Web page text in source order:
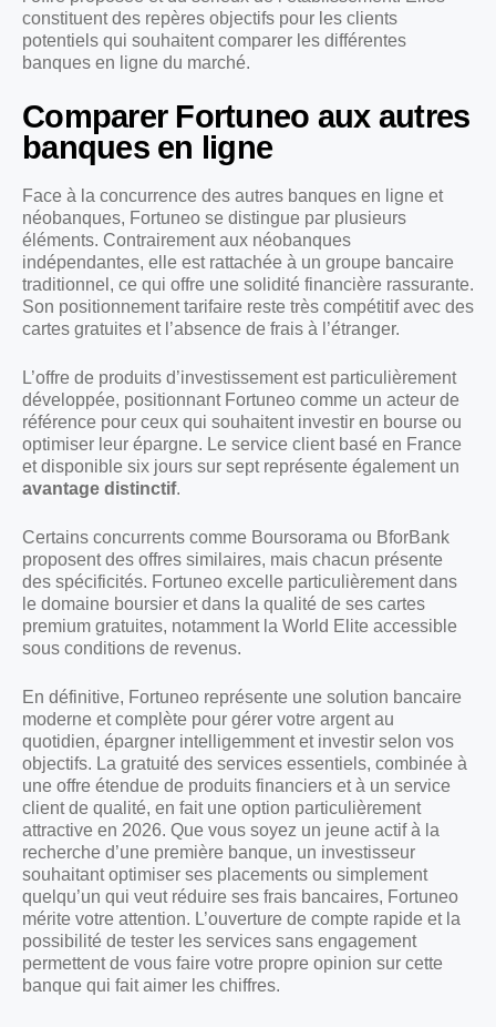
constituent des repères objectifs pour les clients
potentiels qui souhaitent comparer les différentes
banques en ligne du marché.
Comparer Fortuneo aux autres
banques en ligne
Face à la concurrence des autres banques en ligne et
néobanques, Fortuneo se distingue par plusieurs
éléments. Contrairement aux néobanques
indépendantes, elle est rattachée à un groupe bancaire
traditionnel, ce qui offre une solidité financière rassurante.
Son positionnement tarifaire reste très compétitif avec des
cartes gratuites et l’absence de frais à l’étranger.
L’offre de produits d’investissement est particulièrement
développée, positionnant Fortuneo comme un acteur de
référence pour ceux qui souhaitent investir en bourse ou
optimiser leur épargne. Le service client basé en France
et disponible six jours sur sept représente également un
avantage distinctif.
Certains concurrents comme Boursorama ou BforBank
proposent des offres similaires, mais chacun présente
des spécificités. Fortuneo excelle particulièrement dans
le domaine boursier et dans la qualité de ses cartes
premium gratuites, notamment la World Elite accessible
sous conditions de revenus.
En définitive, Fortuneo représente une solution bancaire
moderne et complète pour gérer votre argent au
quotidien, épargner intelligemment et investir selon vos
objectifs. La gratuité des services essentiels, combinée à
une offre étendue de produits financiers et à un service
client de qualité, en fait une option particulièrement
attractive en 2026. Que vous soyez un jeune actif à la
recherche d’une première banque, un investisseur
souhaitant optimiser ses placements ou simplement
quelqu’un qui veut réduire ses frais bancaires, Fortuneo
mérite votre attention. L’ouverture de compte rapide et la
possibilité de tester les services sans engagement
permettent de vous faire votre propre opinion sur cette
banque qui fait aimer les chiffres.